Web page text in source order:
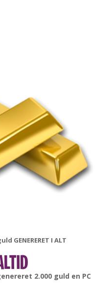
GENERERET I ALT
6.000guld enAndroid